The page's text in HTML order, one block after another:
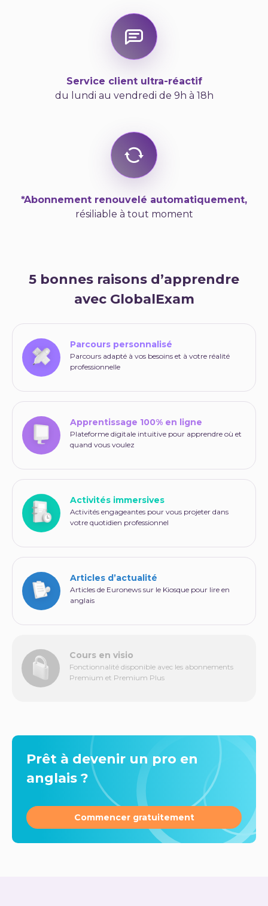
Service client ultra-réactif
du lundi au vendredi de 9h à 18h
*Abonnement renouvelé automatiquement,
résiliable à tout moment
5 bonnes raisons d’apprendre
avec GlobalExam
Parcours personnalisé
Parcours adapté à vos besoins et à votre réalité
professionnelle
Apprentissage 100% en ligne
Plateforme digitale intuitive pour apprendre où et
quand vous voulez
Activités immersives
Activités engageantes pour vous projeter dans
votre quotidien professionnel
Articles d’actualité
Articles de Euronews sur le Kiosque pour lire en
anglais
Cours en visio
Fonctionnalité disponible avec les abonnements
Premium et Premium Plus
Prêt à devenir un pro en
anglais ?
Commencer gratuitement